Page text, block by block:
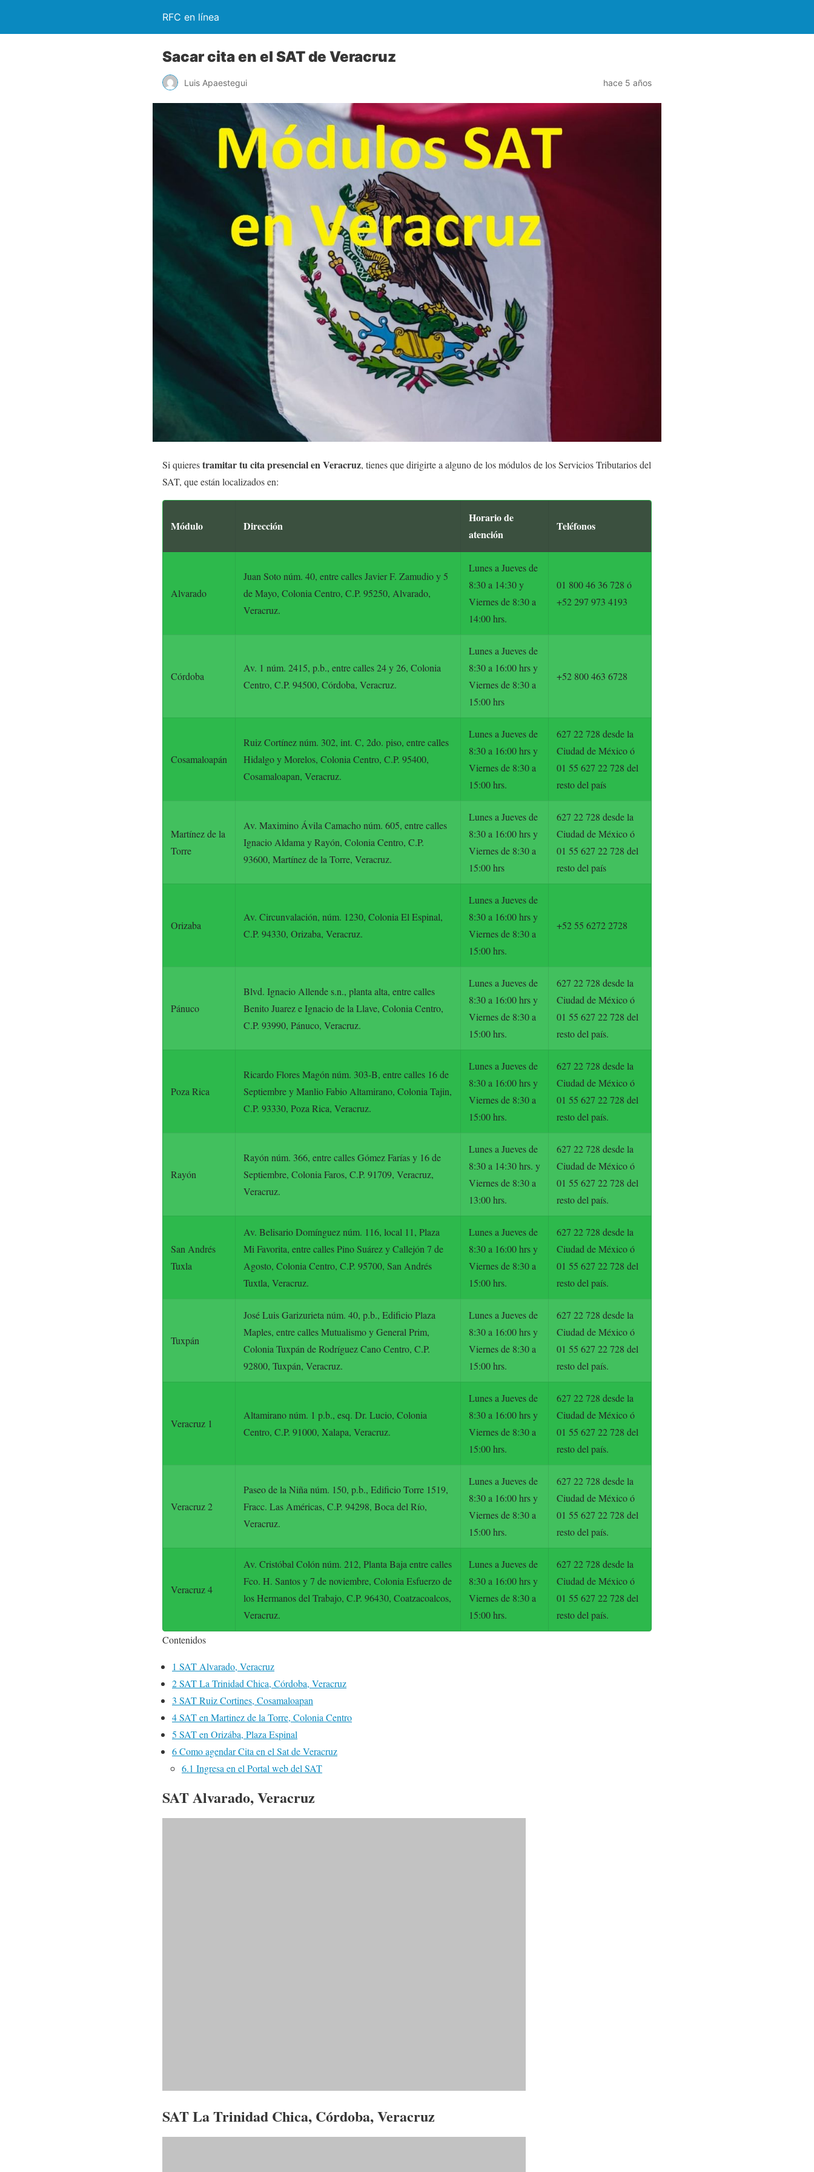
RFC en línea
Sacar cita en el SAT de Veracruz
Luis Apaestegui hace 5 años
Si quierestramitar tu cita presencial en Veracruz, tienes que dirigirte a alguno de los módulos de los Servicios Tributarios del
SAT, que están localizados en:
Módulo Dirección
Horario de
atención
Teléfonos
Alvarado
Juan Soto núm. 40, entre calles Javier F. Zamudio y 5
de Mayo, Colonia Centro, C.P. 95250, Alvarado,
Veracruz.
Lunes a Jueves de
8:30 a 14:30 y
Viernes de 8:30 a
14:00 hrs.
01 800 46 36 728 ó
+52 297 973 4193
Córdoba
Av. 1 núm. 2415, p.b., entre calles 24 y 26, Colonia
Centro, C.P. 94500, Córdoba, Veracruz.
Lunes a Jueves de
8:30 a 16:00 hrs y
Viernes de 8:30 a
15:00 hrs
+52 800 463 6728
Cosamaloapán
Ruiz Cortínez núm. 302, int. C, 2do. piso, entre calles
Hidalgo y Morelos, Colonia Centro, C.P. 95400,
Cosamaloapan, Veracruz.
Lunes a Jueves de
8:30 a 16:00 hrs y
Viernes de 8:30 a
15:00 hrs.
627 22 728 desde la
Ciudad de México ó
01 55 627 22 728 del
resto del país
Martínez de la
Torre
Av. Maximino Ávila Camacho núm. 605, entre calles
Ignacio Aldama y Rayón, Colonia Centro, C.P.
93600, Martínez de la Torre, Veracruz.
Lunes a Jueves de
8:30 a 16:00 hrs y
Viernes de 8:30 a
15:00 hrs
627 22 728 desde la
Ciudad de México ó
01 55 627 22 728 del
resto del país
Orizaba
Av. Circunvalación, núm. 1230, Colonia El Espinal,
C.P. 94330, Orizaba, Veracruz.
Lunes a Jueves de
8:30 a 16:00 hrs y
Viernes de 8:30 a
15:00 hrs.
+52 55 6272 2728
Pánuco
Blvd. Ignacio Allende s.n., planta alta, entre calles
Benito Juarez e Ignacio de la Llave, Colonia Centro,
C.P. 93990, Pánuco, Veracruz.
Lunes a Jueves de
8:30 a 16:00 hrs y
Viernes de 8:30 a
15:00 hrs.
627 22 728 desde la
Ciudad de México ó
01 55 627 22 728 del
resto del país.
Poza Rica
Ricardo Flores Magón núm. 303-B, entre calles 16 de
Septiembre y Manlio Fabio Altamirano, Colonia Tajin,
C.P. 93330, Poza Rica, Veracruz.
Lunes a Jueves de
8:30 a 16:00 hrs y
Viernes de 8:30 a
15:00 hrs.
627 22 728 desde la
Ciudad de México ó
01 55 627 22 728 del
resto del país.
Rayón
Rayón núm. 366, entre calles Gómez Farías y 16 de
Septiembre, Colonia Faros, C.P. 91709, Veracruz,
Veracruz.
Lunes a Jueves de
8:30 a 14:30 hrs. y
Viernes de 8:30 a
13:00 hrs.
627 22 728 desde la
Ciudad de México ó
01 55 627 22 728 del
resto del país.
San Andrés
Tuxla
Av. Belisario Domínguez núm. 116, local 11, Plaza
Mi Favorita, entre calles Pino Suárez y Callejón 7 de
Agosto, Colonia Centro, C.P. 95700, San Andrés
Tuxtla, Veracruz.
Lunes a Jueves de
8:30 a 16:00 hrs y
Viernes de 8:30 a
15:00 hrs.
627 22 728 desde la
Ciudad de México ó
01 55 627 22 728 del
resto del país.
Tuxpán
José Luis Garizurieta núm. 40, p.b., Edificio Plaza
Maples, entre calles Mutualismo y General Prim,
Colonia Tuxpán de Rodríguez Cano Centro, C.P.
92800, Tuxpán, Veracruz.
Lunes a Jueves de
8:30 a 16:00 hrs y
Viernes de 8:30 a
15:00 hrs.
627 22 728 desde la
Ciudad de México ó
01 55 627 22 728 del
resto del país.
Veracruz 1
Altamirano núm. 1 p.b., esq. Dr. Lucio, Colonia
Centro, C.P. 91000, Xalapa, Veracruz.
Lunes a Jueves de
8:30 a 16:00 hrs y
Viernes de 8:30 a
15:00 hrs.
627 22 728 desde la
Ciudad de México ó
01 55 627 22 728 del
resto del país.
Veracruz 2
Paseo de la Niña núm. 150, p.b., Edificio Torre 1519,
Fracc. Las Américas, C.P. 94298, Boca del Río,
Veracruz.
Lunes a Jueves de
8:30 a 16:00 hrs y
Viernes de 8:30 a
15:00 hrs.
627 22 728 desde la
Ciudad de México ó
01 55 627 22 728 del
resto del país.
Veracruz 4
Av. Cristóbal Colón núm. 212, Planta Baja entre calles
Fco. H. Santos y 7 de noviembre, Colonia Esfuerzo de
los Hermanos del Trabajo, C.P. 96430, Coatzacoalcos,
Veracruz.
Lunes a Jueves de
8:30 a 16:00 hrs y
Viernes de 8:30 a
15:00 hrs.
627 22 728 desde la
Ciudad de México ó
01 55 627 22 728 del
resto del país.
Contenidos
1 SAT Alvarado, Veracruz
2SAT La Trinidad Chica, Córdoba, Veracruz
3 SAT Ruiz Cortines, Cosamaloapan
4SAT en Martinez de la Torre, Colonia Centro
5 SAT en Orizába, Plaza Espinal
6Como agendar Cita en el Sat de Veracruz
6.1 Ingresa en el Portal web del SAT
SAT Alvarado, Veracruz
SAT La Trinidad Chica, Córdoba, Veracruz